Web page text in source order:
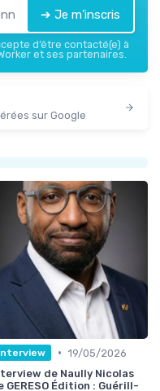
➔ Je m'inscris
d’être contacté(e) à
et ses partenaires.
sur Google
• 19/05/2026
de Naully Nicolas
GERESO Édition : Guérill-